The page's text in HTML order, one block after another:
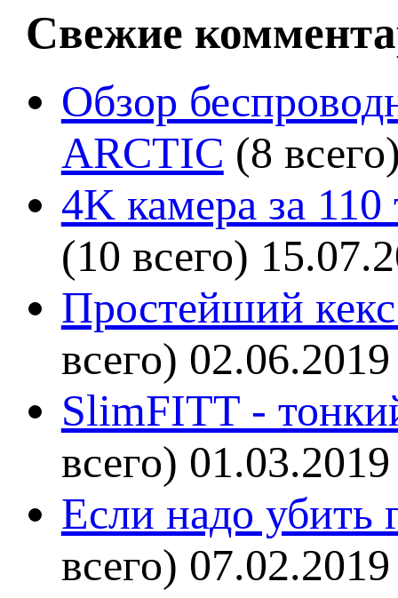
Свежие
Обзор
ARCTIC (8
4K камера за
(10 всего)
Простейший кекс
всего) 02.06.2019
SlimFITT -
всего) 01.03.2019
Если надо убить
всего) 07.02.2019